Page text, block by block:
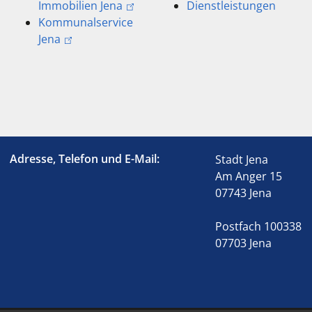
Immobilien Jena
Kommunalservice
Jena
Dienstleistungen
Adresse, Telefon und E-Mail:
Stadt Jena
Am Anger 15
07743 Jena
Postfach 100338
07703 Jena